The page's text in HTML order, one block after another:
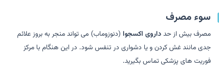
سوء مصرف
مصرف بیش از حدداروی اکسجوا (دنوزوماب) می تواند منجر به بروز علائم
جدی مانند غش کردن و یا دشواری در تنفس شود. در این هنگام با مرکز
فوریت های پزشکی تماس بگیرید.